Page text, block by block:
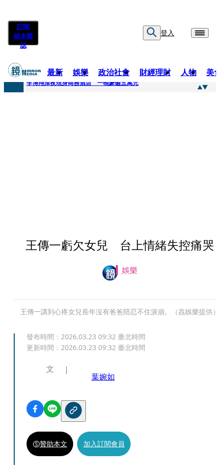
訂閱
紙本雜
誌
登入
最新 娛樂 政治社會 財經理財 人物 美
快訊
李博翔深夜現身商務酒店 一晚豪砸五萬元
王傳一虧欠女兒 台上情緒失控痛哭
娛樂
王傳一講到心疼女兒長年沒有爸爸陪忍不住淚崩。（嚞娛樂提供）
發布時間： 2026.03.23 09:32 臺北時間
更新時間： 2026.03.23 09:32 臺北時間
文
葉婉如
贊助本文 加入訂閱會員